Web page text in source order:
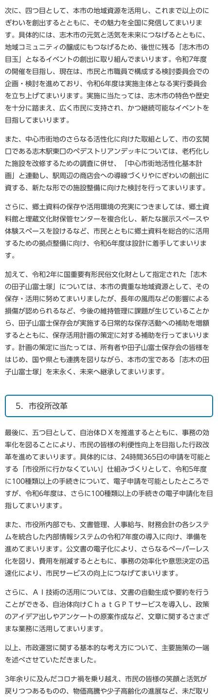
次に、四つ目として、本市の地域資源を活用し、これまで以上のに
ぎわいを創出するとともに、その魅力を全国に発信してまいりま
す。具体的には、志木市の元気と活気を未来につなげるとともに、
地域コミュニティの醸成にもつなげるため、後世に残る「志木市の
目玉」となるイベントの創出に取り組んでまいります。令和7年度
の開催を目指し、現在は、市民と市職員で構成する検討委員会での
企画・検討を進めており、令和6年度は実施主体となる実行委員会
を立ち上げてまいります。実施に当たっては、志木市の特色や歴史
を十分に踏まえ、広く市民に支持され、かつ継続可能なイベントを
目指してまいります。
また、中心市街地のさらなる活性化に向けた取組として、市の玄関
口である志木駅東口のペデストリアンデッキについては、老朽化し
た施設を改修するための調査に併せ、「中心市街地活性化基本計
画」と連動し、駅周辺の商店会への導線づくりやにぎわいの創出に
資する、新たな形での施設整備に向けた検討を行ってまいります。
さらに、郷土資料の保存や活用環境の充実につきましては、郷土資
料館と埋蔵文化財保管センターを複合化し、新たな展示スペースや
体験スペースを設けるなど、市民とともに郷土資料を総合的に活用
するための拠点整備に向け、令和6年度は設計に着手してまいりま
す。
加えて、令和2年に国重要有形民俗文化財として指定された「志木
の田子山富士塚」については、本市の貴重な地域資源として、その
保存・活用に努めてまいりましたが、長年の風雨などの影響による
損傷が認められるなど、今後の維持管理に課題が生じていることか
ら、田子山富士保存会が実施する日常的な保存活動への補助を増額
するとともに、保存活用計画の策定に対する補助を行ってまいりま
す。計画の策定に当たっては、所有者や田子山富士保存会の皆様を
はじめ、国や県とも連携を図りながら、本市の宝である「志木の田
子山富士塚」を末永く、未来へ継承してまいります。
5．市役所改革
最後に、五つ目として、自治体ＤＸを推進するとともに、事務の効
率化を図ることにより、市民の皆様の利便性向上を目指した行政改
革を進めてまいります。具体的には、24時間365日の申請を可能と
する「市役所に行かなくていい」仕組みづくりとして、令和5年度
に100種類以上の手続きについて、電子申請を可能としたところで
すが、令和6年度は、さらに100種類以上の手続きの電子申請化を目
指してまいります。
また、市役所内部でも、文書管理、人事給与、財務会計の各システ
ムを統合した内部情報システムの令和7年度の導入に向け、準備を
進めてまいります。公文書の電子化により、さらなるペーパーレス
化を図り、費用を削減するとともに、事務の効率化や意思決定の迅
速化により、市民サービスの向上につなげてまいります。
さらに、ＡＩ技術の活用については、文書の自動生成や要約を行う
ことができる、自治体向けＣｈａｔＧＰＴサービスを導入し、政策
のアイデア出しやアンケートの原案作成など、文章に関するさまざ
まな業務に活用してまいります。
以上、市政運営に関する基本的な考え方について、主要施策の一端
を述べさせていただきました。
3年余りに及んだコロナ禍を乗り越え、市民の皆様の笑顔と活気が
戻りつつあるものの、物価高騰や少子高齢化の進展など、未だ取り